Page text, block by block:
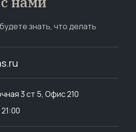
знать, что делать
3 ст 5, Офис 210